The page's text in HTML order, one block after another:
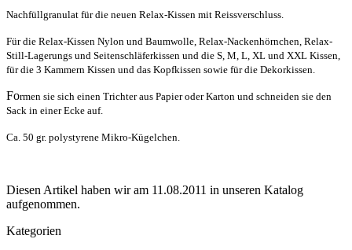
Nachfüllgranulat für die neuen Relax-Kissen mit Reissverschluss.
Für die Relax-Kissen Nylon und Baumwolle, Relax-Nackenhörnchen, Relax-
Still-Lagerungs und Seitenschläferkissen und die S, M, L, XL und XXL Kissen,
für die 3 Kammern Kissen und das Kopfkissen sowie für die Dekorkissen.
Formen sie sich einen Trichter aus Papier oder Karton und schneiden sie den
Sack in einer Ecke auf.
Ca. 50 gr. polystyrene Mikro-Kügelchen.
Diesen Artikel haben wir am 11.08.2011 in unseren Katalog
aufgenommen.
Kategorien